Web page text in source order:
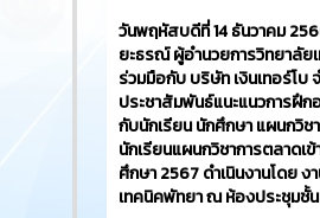
วันพฤหัสบดีที่ 21 ธันวาคม